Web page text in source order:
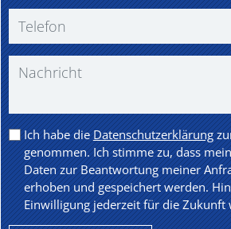
Ich habe dieDatenschutzerklärung
genommen. Ich stimme zu, dass
Daten zur Beantwortung meiner
erhoben und gespeichert werden.
Einwilligung jederzeit für die Zukunft